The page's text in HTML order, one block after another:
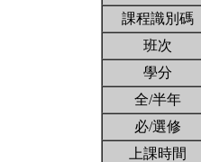
課程識別碼
班次
學分
全/半年
必/選修
上課時間